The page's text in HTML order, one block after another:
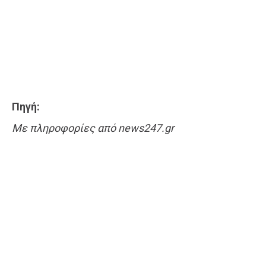
Πηγή:
Με πληροφορίες από news247.gr